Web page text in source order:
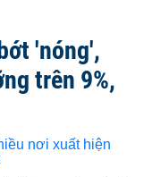
'nóng',
trên 9%,